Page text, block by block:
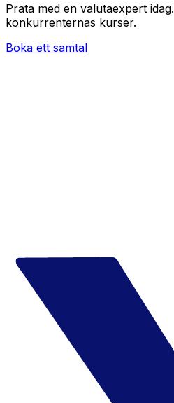
Prata med en valutaexpert idag.
konkurrenternas kurser.
Boka ett samtal